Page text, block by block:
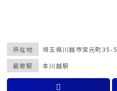
最寄駅 本川越駅
所在地 埼玉県川越市宮元町35-5